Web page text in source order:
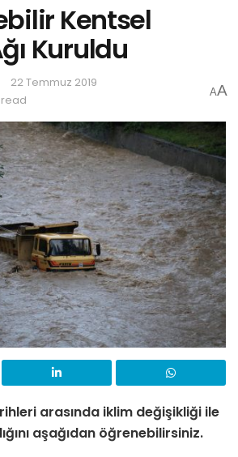
Kentsel
Kuruldu
22 Temmuz 2019
read
AA
arasında iklim değişikliği ile
aşağıdan öğrenebilirsiniz.